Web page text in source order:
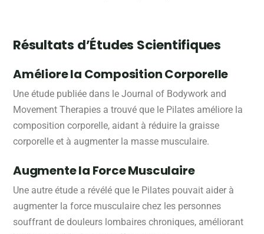
Résultats d’Études Scientifiques
Améliore la Composition Corporelle
Une étude publiée dans le Journal of Bodywork and
Movement Therapies a trouvé que le Pilates améliore la
composition corporelle, aidant à réduire la graisse
corporelle et à augmenter la masse musculaire.
Augmente la Force Musculaire
Une autre étude a révélé que le Pilates pouvait aider à
augmenter la force musculaire chez les personnes
souffrant de douleurs lombaires chroniques, améliorant